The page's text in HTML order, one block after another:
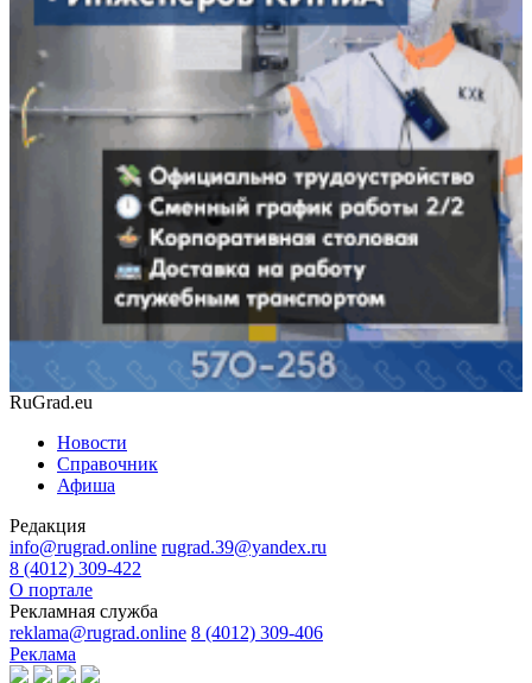
RuGrad.eu
Новости
Справочник
Афиша
Редакция
info@rugrad.online rugrad.39@yandex.ru
8 (4012) 309-422
О портале
Рекламная служба
reklama@rugrad.online 8 (4012) 309-406
Реклама